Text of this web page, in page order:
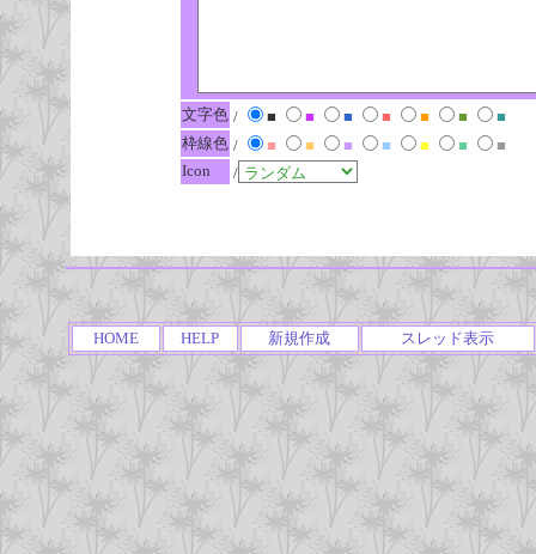
文字色 / ■ ■ ■ ■ ■ ■
■
枠線色 / ■ ■ ■ ■ ■ ■
■
Icon
/
HOME HELP 新規作成 スレッド表示